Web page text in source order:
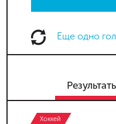
Еще одно
Хоккей